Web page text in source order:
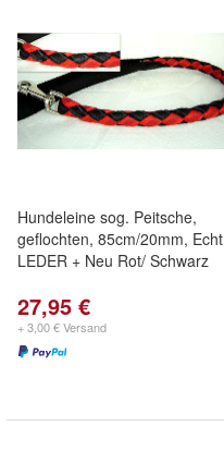
Hundeleine sog. Peitsche,
geflochten, 85cm/20mm, Echt
LEDER + Neu Rot/ Schwarz
27,95 €
+ 3,00 € Versand